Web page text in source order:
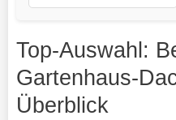
Top-Auswahl:
Gartenhaus-
Überblick